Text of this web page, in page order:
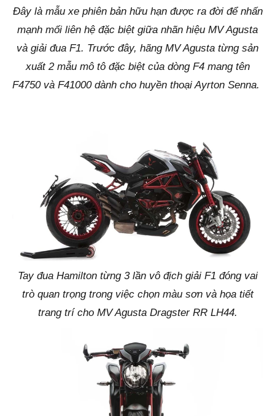
Đây là mẫu xe phiên bản hữu hạn được ra đời để nhấn
mạnh mối liên hệ đặc biệt giữa nhãn hiệu MV Agusta
và giải đua F1. Trước đây, hãng MV Agusta từng sản
xuất 2 mẫu mô tô đặc biệt của dòng F4 mang tên
F4750 và F41000 dành cho huyền thoại Ayrton Senna.
Tay đua Hamilton từng 3 lần vô địch giải F1 đóng vai
trò quan trọng trong việc chọn màu sơn và họa tiết
trang trí cho MV Agusta Dragster RR LH44.